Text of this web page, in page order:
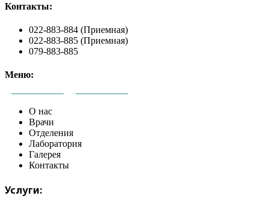
Контакты:
022-883-884 (Приемная)
022-883-885 (Приемная)
079-883-885
Меню:
О нас
Врачи
Отделения
Лаборатория
Галерея
Контакты
Услуги: